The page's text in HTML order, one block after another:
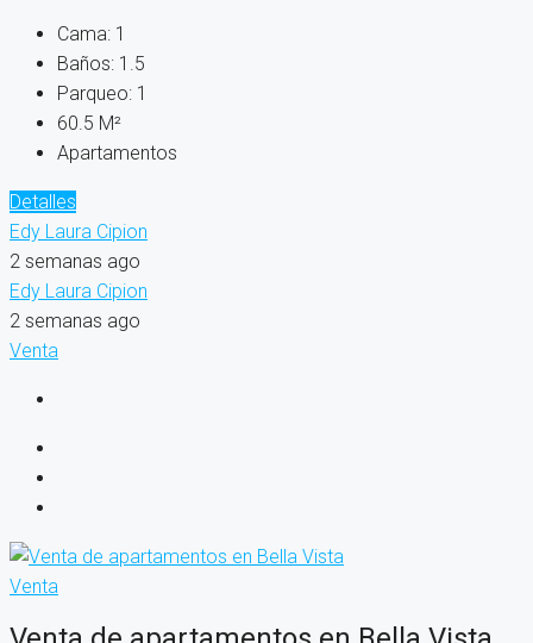
Cama: 1
Baños: 1.5
Parqueo: 1
60.5 M²
Apartamentos
Detalles
Edy Laura Cipion
2 semanas ago
Edy Laura Cipion
2 semanas ago
Venta
Venta